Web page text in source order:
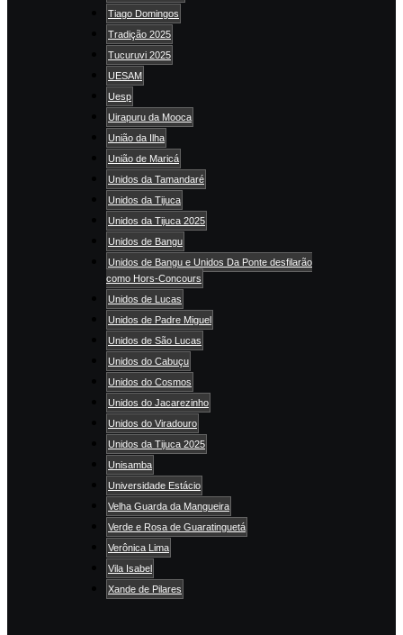
Tiago Domingos
Tradição 2025
Tucuruvi 2025
UESAM
Uesp
Uirapuru da Mooca
União da Ilha
União de Maricá
Unidos da Tamandaré
Unidos da Tijuca
Unidos da Tijuca 2025
Unidos de Bangu
Unidos de Bangu e Unidos Da Ponte desfilarão
como Hors-Concours
Unidos de Lucas
Unidos de Padre Miguel
Unidos de São Lucas
Unidos do Cabuçu
Unidos do Cosmos
Unidos do Jacarezinho
Unidos do Viradouro
Unidos da Tijuca 2025
Unisamba
Universidade Estácio
Velha Guarda da Mangueira
Verde e Rosa de Guaratinguetá
Verônica Lima
Vila Isabel
Xande de Pilares